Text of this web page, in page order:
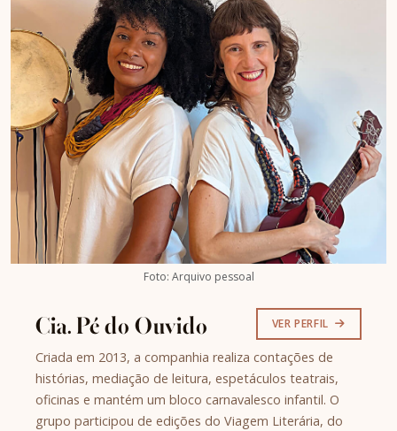
Foto: Arquivo pessoal
Cia. Pé do Ouvido VER PERFIL
Criada em 2013, a companhia realiza contações de
histórias, mediação de leitura, espetáculos teatrais,
oficinas e mantém um bloco carnavalesco infantil. O
grupo participou de edições do Viagem Literária, do